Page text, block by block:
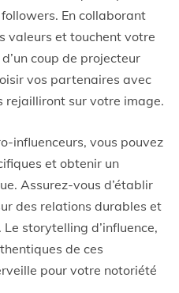
En collaborant
valeurs et touchent votre
coup de projecteur
vos partenaires avec
rejailliront sur votre image.
influenceurs, vous pouvez
et obtenir un
Assurez-vous d’établir
des relations durables et
storytelling d’influence,
de ces
pour votre notoriété